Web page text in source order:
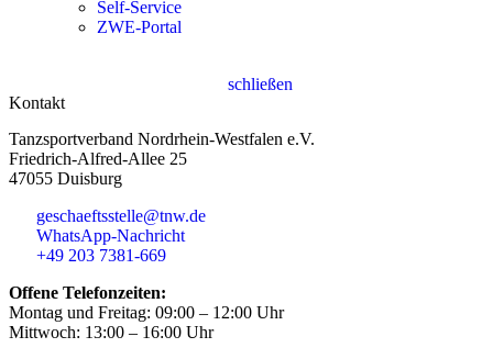
Self-Service
ZWE-Portal
schließen
Kontakt
Tanzsportverband Nordrhein-Westfalen e.V.
Friedrich-Alfred-Allee 25
47055 Duisburg
geschaeftsstelle@tnw.de
WhatsApp-Nachricht
+49 203 7381-669
Offene Telefonzeiten:
Montag und Freitag: 09:00 – 12:00 Uhr
Mittwoch: 13:00 – 16:00 Uhr